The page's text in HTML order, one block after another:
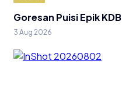
Goresan Puisi Epik KDB
3 Aug 2026